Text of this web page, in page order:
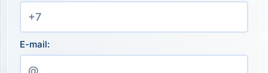
E-mail: